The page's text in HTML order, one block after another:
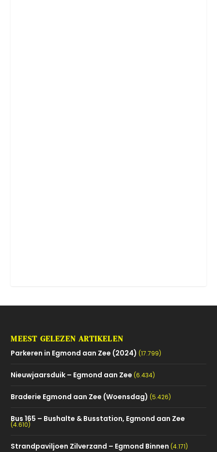
MEEST GELEZEN ARTIKELEN
Parkeren in Egmond aan Zee (2024) (17.799)
Nieuwjaarsduik – Egmond aan Zee (6.434)
Braderie Egmond aan Zee (Woensdag) (5.426)
Bus 165 – Bushalte & Busstation, Egmond aan Zee
(4.610)
Strandpaviljoen Zilverzand – Egmond Binnen (4.171)